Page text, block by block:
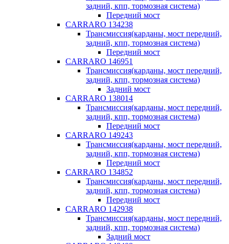
задний, кпп, тормозная система)
Передний мост
CARRARO 134238
Трансмиссия(карданы, мост передний,
задний, кпп, тормозная система)
Передний мост
CARRARO 146951
Трансмиссия(карданы, мост передний,
задний, кпп, тормозная система)
Задний мост
CARRARO 138014
Трансмиссия(карданы, мост передний,
задний, кпп, тормозная система)
Передний мост
CARRARO 149243
Трансмиссия(карданы, мост передний,
задний, кпп, тормозная система)
Передний мост
CARRARO 134852
Трансмиссия(карданы, мост передний,
задний, кпп, тормозная система)
Передний мост
CARRARO 142938
Трансмиссия(карданы, мост передний,
задний, кпп, тормозная система)
Задний мост